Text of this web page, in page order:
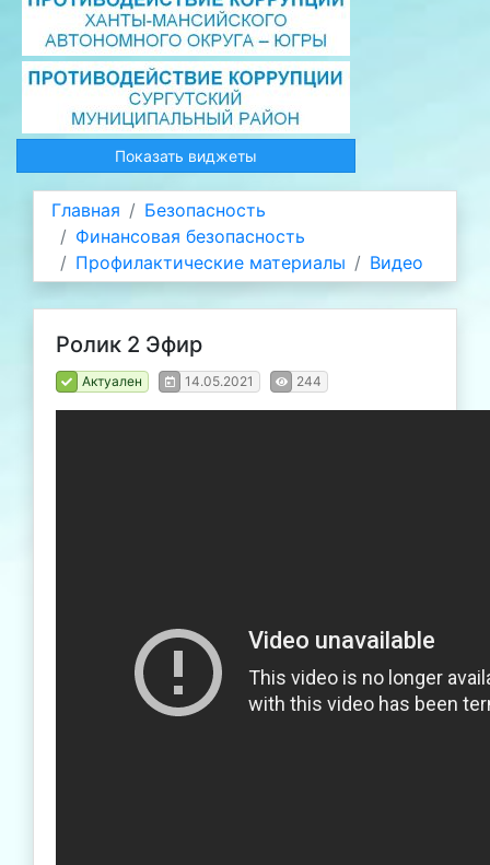
Показать виджеты
Главная
Безопасность
Финансовая безопасность
Профилактические материалы
Видео
Ролик 2 Эфир
Актуален 14.05.2021 244